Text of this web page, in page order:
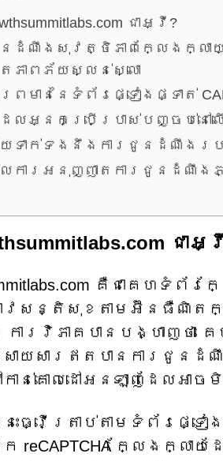
ជាអ្វី?
នដំណឹងសុវត្ថិភាពក្លែងក្លា
តភាពភ័យស្លន់ស្លោ
រមាននៃទំព័រផ្ទៀងផ្ទាត់
ែលអ្នកប្រើប្រាស់បញ្ចប់នៅលើ
ទាក់ទងនឹងការជូនដំណឹងរបស់
លការអនុញ្ញាតការជូនដំណឹង
ជាអ្
គឺជាគេហ
ាវសន្តិសុខតាមអ៊ីនធឺណិត
រវិភាគបានបង្ហាញថា គ
ាយសារឥតបានការជូ
កាន់គោលដៅអនឡាញដែល
េះធ្វើត្រាប់តាមទំព័រផ្ទៀ
ក្លែងក្លា